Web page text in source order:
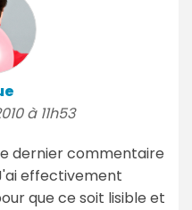
à 11h53
dernier commentaire
effectivement
que ce soit lisible et